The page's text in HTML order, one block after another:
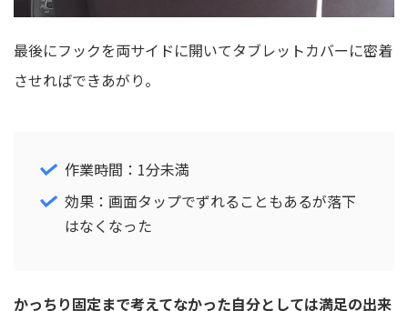
最後にフックを両サイドに開いてタブレットカバーに密着
させればできあがり。
作業時間：1分未満
効果：画面タップでずれることもあるが落下
はなくなった
かっちり固定まで考えてなかった自分としては満足の出来